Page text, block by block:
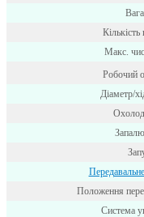
Кількість
Макс.
Робочий
Діаметр/
Положення
Система